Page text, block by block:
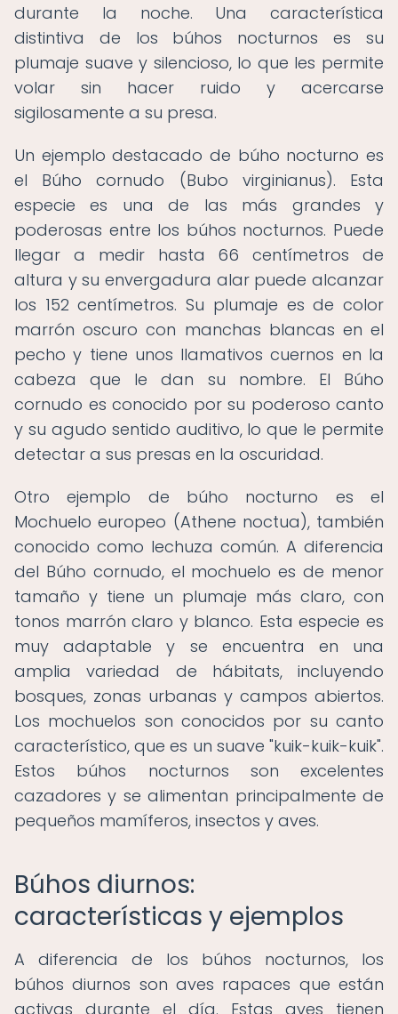
durante la noche. Una característica
distintiva de los búhos nocturnos es su
plumaje suave y silencioso, lo que les permite
volar sin hacer ruido y acercarse
sigilosamente a su presa.
Un ejemplo destacado de búho nocturno es
el Búho cornudo (Bubo virginianus). Esta
especie es una de las más grandes y
poderosas entre los búhos nocturnos. Puede
llegar a medir hasta 66 centímetros de
altura y su envergadura alar puede alcanzar
los 152 centímetros. Su plumaje es de color
marrón oscuro con manchas blancas en el
pecho y tiene unos llamativos cuernos en la
cabeza que le dan su nombre. El Búho
cornudo es conocido por su poderoso canto
y su agudo sentido auditivo, lo que le permite
detectar a sus presas en la oscuridad.
Otro ejemplo de búho nocturno es el
Mochuelo europeo (Athene noctua), también
conocido como lechuza común. A diferencia
del Búho cornudo, el mochuelo es de menor
tamaño y tiene un plumaje más claro, con
tonos marrón claro y blanco. Esta especie es
muy adaptable y se encuentra en una
amplia variedad de hábitats, incluyendo
bosques, zonas urbanas y campos abiertos.
Los mochuelos son conocidos por su canto
característico, que es un suave "kuik-kuik-kuik".
Estos búhos nocturnos son excelentes
cazadores y se alimentan principalmente de
pequeños mamíferos, insectos y aves.
Búhos diurnos:
características y ejemplos
A diferencia de los búhos nocturnos, los
búhos diurnos son aves rapaces que están
activas durante el día. Estas aves tienen